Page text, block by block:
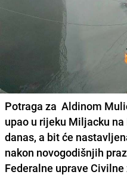
Potraga za Aldinom
upao u rijeku Miljacku
danas, a bit će
nakon novogodišnjih
Federalne uprave